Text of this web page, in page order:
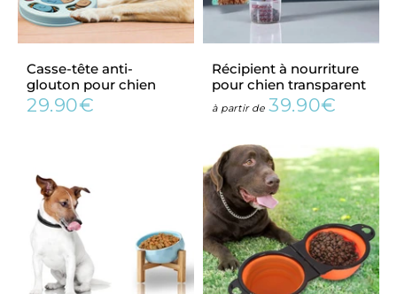
Casse-tête anti-
glouton pour chien
Prix
29.90€
Récipient à nourriture
pour chien transparent
à partir dePrix
39.90€